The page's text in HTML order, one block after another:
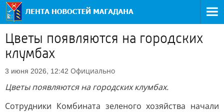
Цветы появляются на городских
клумбах
3 июня 2026, 12:42 Официально
Цветы появляются на городских клумбах.
Сотрудники Комбината зеленого хозяйства начали